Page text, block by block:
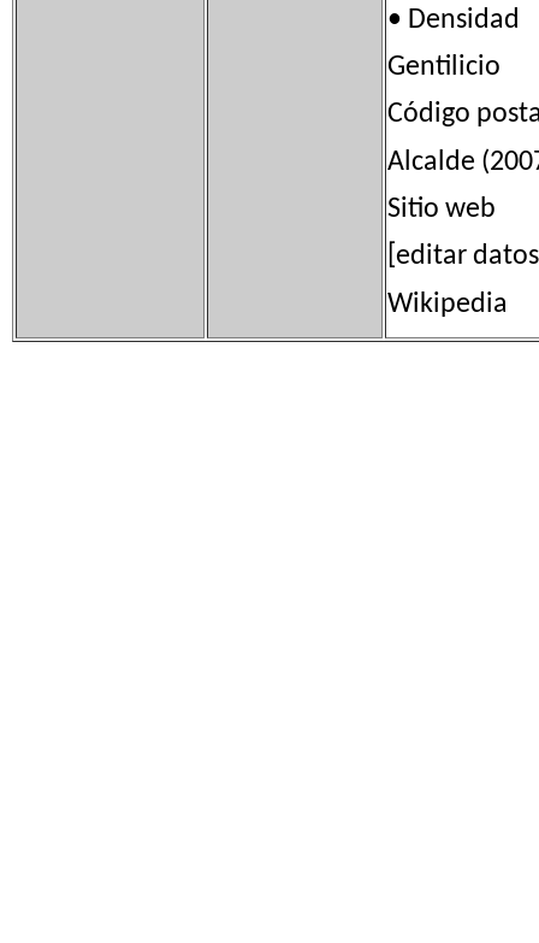
•
Gentilicio
Código
Alcalde
Sitio web
[editar
Wikipedia